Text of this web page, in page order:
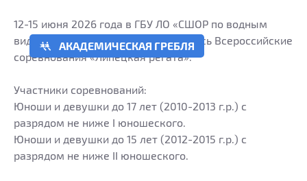
АКАДЕМИЧЕСКАЯ ГРЕБЛЯ
12-15 июня 2026 года в ГБУ ЛО «СШОР по водным
видам спорта» г.Липецкая состоялись Всероссийские
соревнования «Липецкая регата».
Участники соревнований:
Юноши и девушки до 17 лет (2010-2013 г.р.) с
разрядом не ниже I юношеского.
Юноши и девушки до 15 лет (2012-2015 г.р.) с
разрядом не ниже II юношеского.